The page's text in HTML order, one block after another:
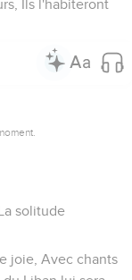
cette ville ne
le roi d'Assyrie :
de vin, un pays
: L'Éternel
délivré chacun